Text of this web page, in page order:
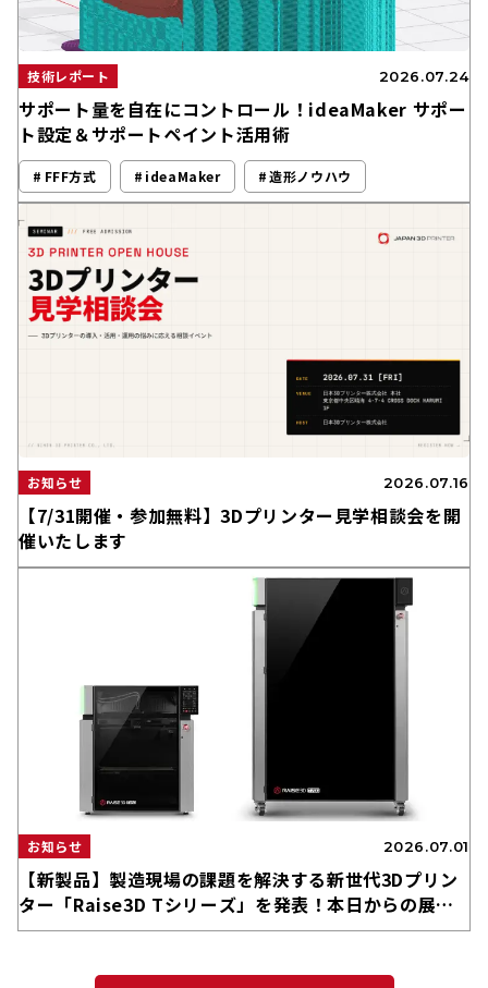
技術レポート 2026.07.24
サポート量を自在にコントロール！ideaMaker サポー
ト設定＆サポートペイント活用術
FFF方式 ideaMaker 造形ノウハウ
お知らせ 2026.07.16
【7/31開催・参加無料】3Dプリンター見学相談会を開
催いたします
お知らせ 2026.07.01
【新製品】製造現場の課題を解決する新世代3Dプリン
ター「Raise3D Tシリーズ」を発表！本日からの展示
会で実機を初公開します